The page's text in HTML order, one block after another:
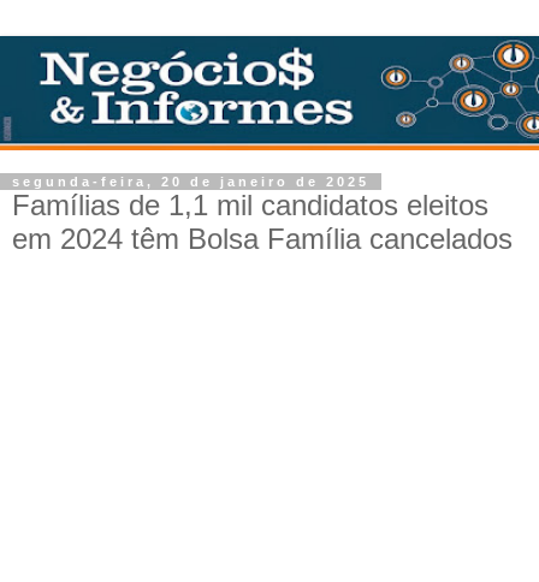
segunda-feira, 20 de janeiro de 2025
Famílias de 1,1 mil candidatos eleitos
em 2024 têm Bolsa Família cancelados